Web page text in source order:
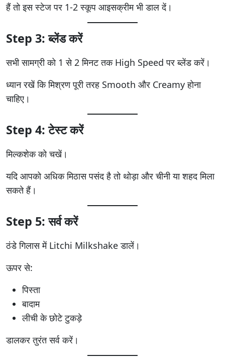
हैं तो इस स्टेज पर 1-2 स्कूप आइसक्रीम भी डाल दें।
Step 3: ब्लेंड करें
सभी सामग्री को 1 से 2 मिनट तक High Speed पर ब्लेंड करें।
ध्यान रखें कि मिश्रण पूरी तरह Smooth और Creamy होना
चाहिए।
Step 4: टेस्ट करें
मिल्कशेक को चखें।
यदि आपको अधिक मिठास पसंद है तो थोड़ा और चीनी या शहद मिला
सकते हैं।
Step 5: सर्व करें
ठंडे गिलास में Litchi Milkshake डालें।
ऊपर से:
पिस्ता
बादाम
लीची के छोटे टुकड़े
डालकर तुरंत सर्व करें।